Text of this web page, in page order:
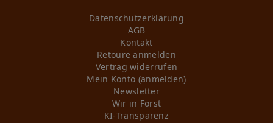
Daten­schutz­erklärung
AGB
Kontakt
Retoure anmelden
Vertrag widerrufen
Mein Konto (anmelden)
Newsletter
Wir in Forst
KI-Transparenz